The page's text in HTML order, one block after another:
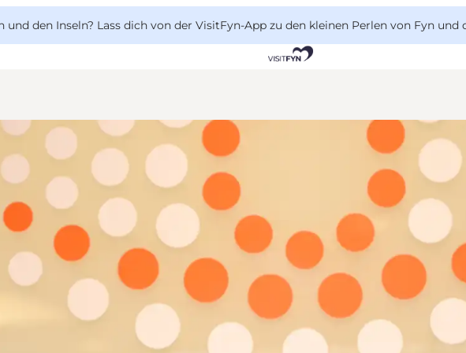
den Inseln? Lass dich von der VisitFyn-App zu den kleinen Perlen von Fyn und